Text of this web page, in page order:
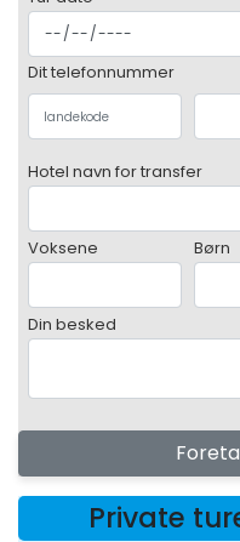
Dit telefonnummer
Hotel navn for transfer
Voksene Børn
Din besked
Private